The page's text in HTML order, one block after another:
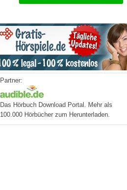
Partner:
Das Hörbuch Download Portal. Mehr als
100.000 Hörbücher zum Herunterladen.